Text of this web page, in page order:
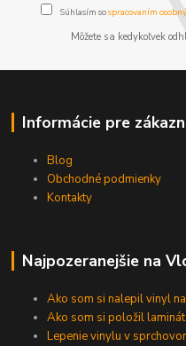
Súhlasím sospracovaním
Môžete sa kedykoľvek
Informácie pre
Blog
Obchodné podmienky
Kontakty
Najpozeranejšie na
Ako som si nalepil vinyl
Ako som si položil laminát
Lepenie vinylu v